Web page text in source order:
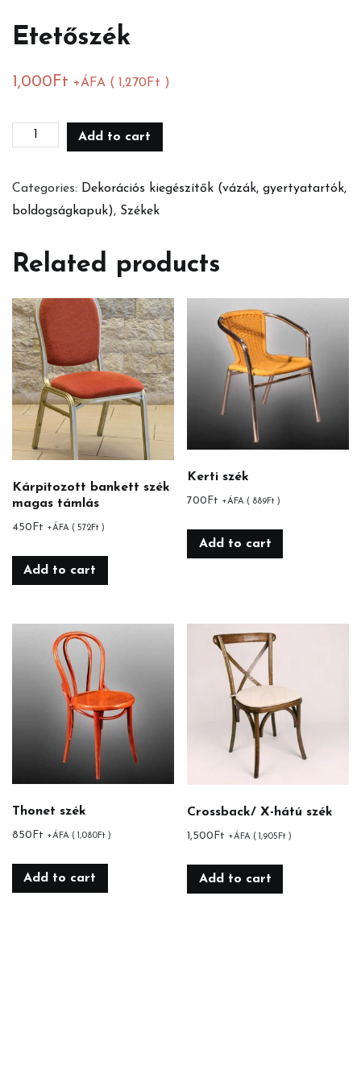
Etetőszék
1,000Ft +ÁFA ( 1,270 Ft )
Etetőszék
Add to cart
Categories: Dekorációs kiegészítők (vázák, gyertyatartók,
boldogságkapuk), Székek
Related products
Kárpitozott bankett szék
magas támlás
450 Ft +ÁFA ( 572Ft )
Add to cart
Kerti szék
700 Ft +ÁFA ( 889Ft )
Add to cart
Thonet szék
850 Ft +ÁFA ( 1,080Ft )
Add to cart
Crossback/ X-hátú szék
1,500 Ft +ÁFA ( 1,905Ft )
Add to cart